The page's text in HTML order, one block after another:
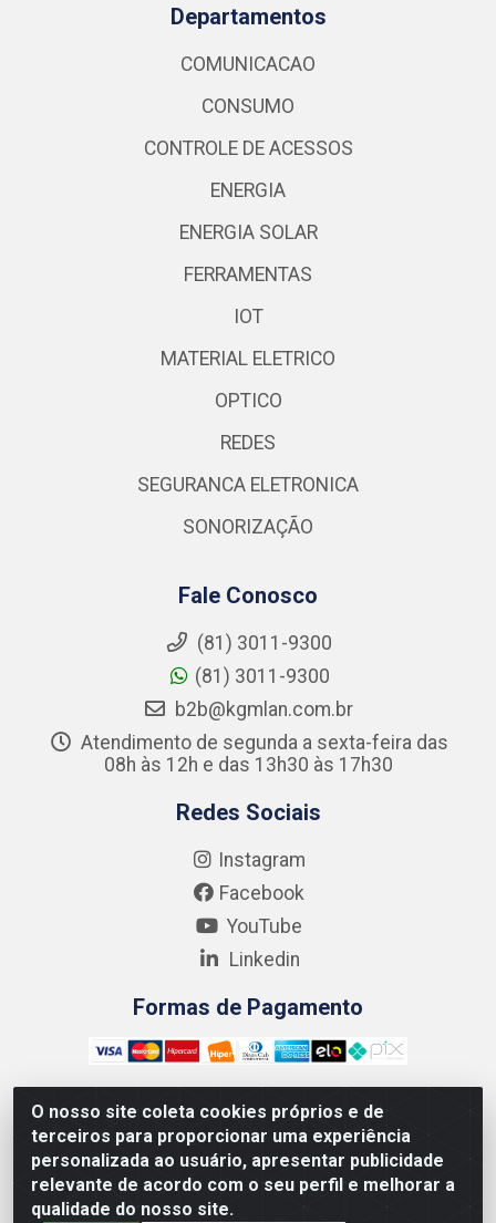
O nosso site coleta cookies próprios e de
terceiros para proporcionar uma experiência
personalizada ao usuário, apresentar publicidade
relevante de acordo com o seu perfil e melhorar a
qualidade do nosso site.
Departamentos
COMUNICACAO
CONSUMO
CONTROLE DE ACESSOS
ENERGIA
ENERGIA SOLAR
FERRAMENTAS
IOT
MATERIAL ELETRICO
OPTICO
REDES
SEGURANCA ELETRONICA
SONORIZAÇÃO
Fale Conosco
(81) 3011-9300
(81) 3011-9300
b2b@kgmlan.com.br
Atendimento de segunda a sexta-feira das
08h às 12h e das 13h30 às 17h30
Redes Sociais
Instagram
Facebook
YouTube
Linkedin
Formas de Pagamento
Kgmlan Distribuidora LTDA - CNPJ 18.217.682/0001-54 -
Rua Pedro de Barros Cavalcante, 58 - Bultrins, Olinda/PE
- CEP 53320-110